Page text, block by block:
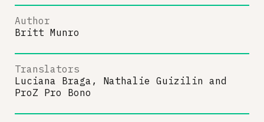
Author
Britt Munro
Translators
Luciana Braga, Nathalie Guizilin and
ProZ Pro Bono